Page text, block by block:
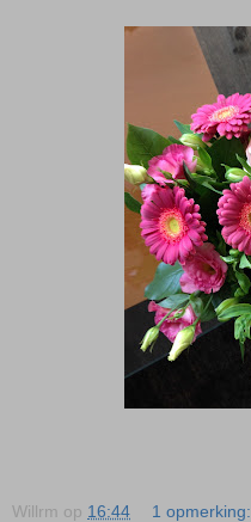
Willrm op 16:44 1 opmerking: